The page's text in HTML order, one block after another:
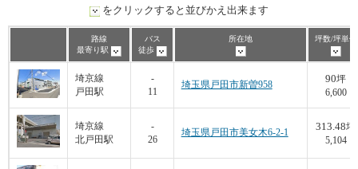
をクリックすると並びかえ出来ます
路線
最寄り駅
バス
徒歩
所在地 坪数/坪単価
埼京線
戸田駅
-
11
埼玉県戸田市新曽958
90坪
6,600
埼京線
北戸田駅
-
26
埼玉県戸田市美女木6-2-1
313.48坪
5,104